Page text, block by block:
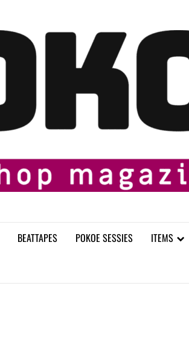
BEATTAPES POKOE SESSIES ITEMS